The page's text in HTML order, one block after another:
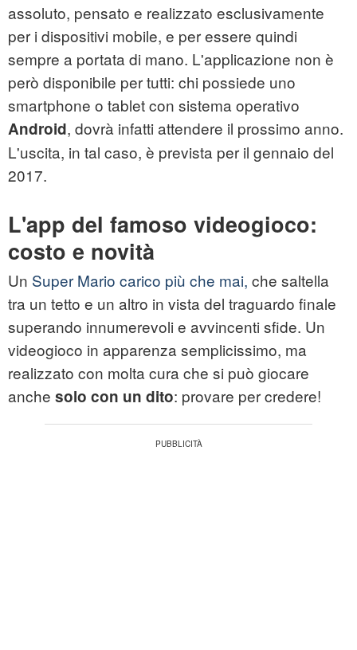
assoluto, pensato e realizzato esclusivamente
per i dispositivi mobile, e per essere quindi
sempre a portata di mano. L'applicazione non è
però disponibile per tutti: chi possiede uno
smartphone o tablet con sistema operativo
Android, dovrà infatti attendere il prossimo anno.
L'uscita, in tal caso, è prevista per il gennaio del
2017.
L'app del famoso videogioco:
costo e novità
Un Super Mario carico più che mai, che saltella
tra un tetto e un altro in vista del traguardo finale
superando innumerevoli e avvincenti sfide. Un
videogioco in apparenza semplicissimo, ma
realizzato con molta cura che si può giocare
anche solo con un dito: provare per credere!